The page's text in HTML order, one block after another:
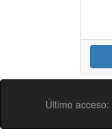
Último